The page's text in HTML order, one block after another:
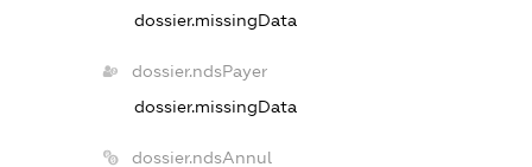
dossier.missingData
dossier.ndsPayer
dossier.missingData
dossier.ndsAnnul